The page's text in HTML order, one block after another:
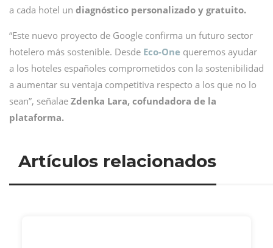
a cada hotel un diagnóstico personalizado y gratuito.
“Este nuevo proyecto de Google confirma un futuro sector
hotelero más sostenible. Desde Eco-One queremos ayudar
a los hoteles españoles comprometidos con la sostenibilidad
a aumentar su ventaja competitiva respecto a los que no lo
sean”, señalae Zdenka Lara, cofundadora de la
plataforma.
Artículos relacionados